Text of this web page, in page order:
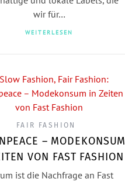
wir für…
WEITERLESEN
FAIR FASHION
– MODEKONSUM
VON FAST FASHION
ist die Nachfrage an Fast